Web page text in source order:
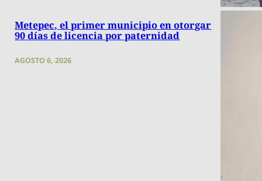
Metepec, el primer municipio en otorgar
90 días de licencia por paternidad
AGOSTO 6, 2026